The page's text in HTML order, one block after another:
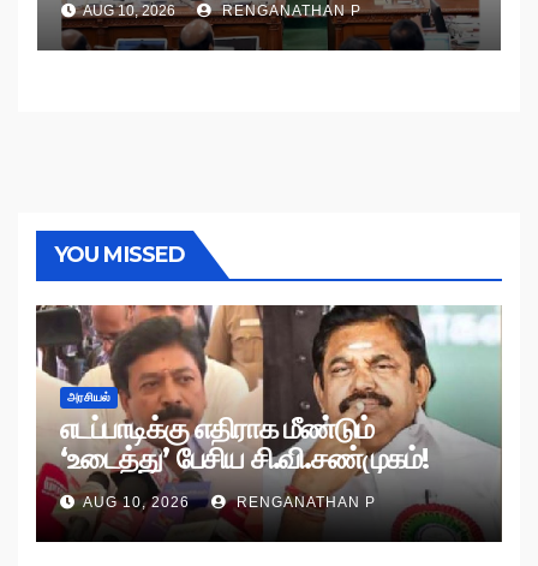
AUG 10, 2026 RENGANATHAN P
YOU MISSED
அரசியல்
எடப்பாடிக்கு எதிராக மீண்டும்
‘உடைத்து’ பேசிய சி.வி.சண்முகம்!
AUG 10, 2026 RENGANATHAN P